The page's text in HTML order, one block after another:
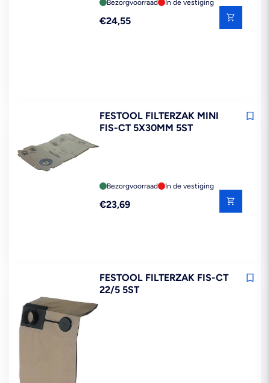
Bezorgvoorraad In de vestiging
Reguliere
€24,55
FESTOOL FILTERZAK MINI
FIS-CT 5X30MM 5ST
Bezorgvoorraad In de vestiging
Reguliere
€23,69
FESTOOL FILTERZAK FIS-CT
22/5 5ST